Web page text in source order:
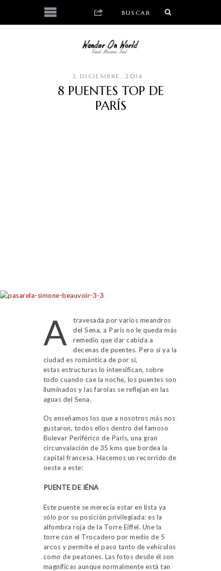
2 DICIEMBRE, 2014
8 PUENTES TOP DE
PARÍS
A
travesada por varios meandros
del Sena, a París no le queda más
remedio que dar cabida a
decenas de puentes. Pero si ya la
ciudad es romántica de por sí,
estas estructuras lo intensifican, sobre
todo cuando cae la noche, los puentes son
iluminados y las farolas se reflejan en las
aguas del Sena.
Os enseñamos los que a nosotros más nos
gustaron, todos ellos dentro del famoso
Bulevar Periférico de París, una gran
circunvalación de 35 kms que bordea la
capital francesa. Hacemos un recorrido de
oeste a este:
PUENTE DE IÉNA
Este puente se merecía estar en lista ya
sólo por su posición privilegiada: es la
alfombra roja de la Torre Eiffel. Une la
torre con el Trocadero por medio de 5
arcos y permite el paso tanto de vehículos
como de peatones. Las fotos desde él son
magníficas aunque normalmente está tan